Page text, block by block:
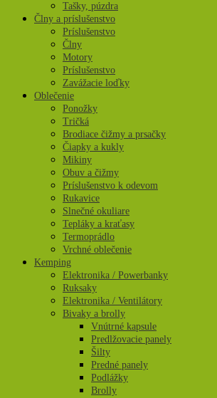
Tašky, púzdra
Člny a príslušenstvo
Príslušenstvo
Člny
Motory
Príslušenstvo
Zavážacie loďky
Oblečenie
Ponožky
Tričká
Brodiace čižmy a prsačky
Čiapky a kukly
Mikiny
Obuv a čižmy
Príslušenstvo k odevom
Rukavice
Slnečné okuliare
Tepláky a kraťasy
Termoprádlo
Vrchné oblečenie
Kemping
Elektronika / Powerbanky
Ruksaky
Elektronika / Ventilátory
Bivaky a brolly
Vnútrné kapsule
Predlžovacie panely
Šilty
Predné panely
Podlážky
Brolly